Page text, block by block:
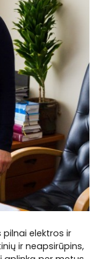
pilnai elektros ir
ir neapsirūpins,